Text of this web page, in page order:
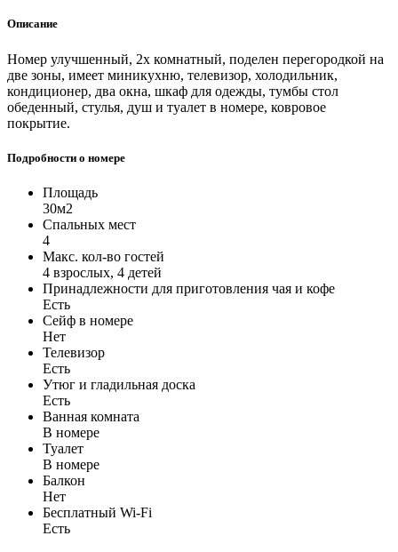
Описание
Номер улучшенный, 2х комнатный, поделен перегородкой на
две зоны, имеет миникухню, телевизор, холодильник,
кондиционер, два окна, шкаф для одежды, тумбы стол
обеденный, стулья, душ и туалет в номере, ковровое
покрытие.
Подробности о номере
Площадь
30м2
Спальных мест
4
Макс. кол-во гостей
4 взрослых, 4 детей
Принадлежности для приготовления чая и кофе
Есть
Сейф в номере
Нет
Телевизор
Есть
Утюг и гладильная доска
Есть
Ванная комната
В номере
Туалет
В номере
Балкон
Нет
Бесплатный Wi-Fi
Есть